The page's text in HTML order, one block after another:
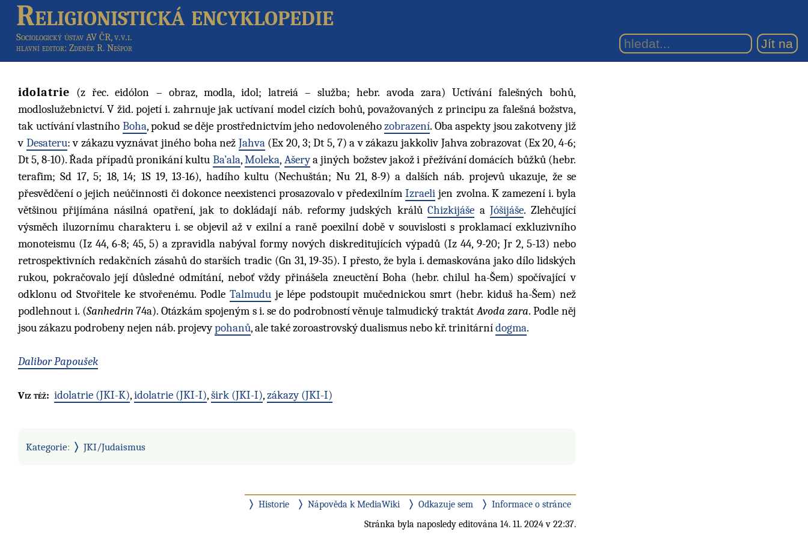
Religionistická encyklopedie
Sociologický ústav AV ČR, v.v.i.
hlavní editor: Zdeněk R. Nešpor
idolatrie (z řec. eidólon – obraz, modla, idol; latreiá – služba; hebr. avoda zara) Uctívání falešných bohů,
modloslužebnictví. V žid. pojetí i. zahrnuje jak uctívaní model cizích bohů, považovaných z principu za falešná božstva,
tak uctívání vlastního Boha, pokud se děje prostřednictvím jeho nedovolenéhozobrazení. Oba aspekty jsou zakotveny již
v Desateru: v zákazu vyznávat jiného boha než Jahva(Ex 20, 3; Dt 5, 7) a v zákazu jakkoliv Jahva zobrazovat (Ex 20, 4-6;
Dt 5, 8-10). Řada případů pronikání kultu Ba’ala,Moleka, Ašerya jiných božstev jakož i přežívání domácích bůžků (hebr.
terafim; Sd 17, 5; 18, 14; 1S 19, 13-16), hadího kultu (Nechuštán; Nu 21, 8-9) a dalších náb. projevů ukazuje, že se
přesvědčení o jejich neúčinnosti či dokonce neexistenci prosazovalo v předexilnímIzraeli jen zvolna. K zamezení i. byla
většinou přijímána násilná opatření, jak to dokládají náb. reformy judských králůChizkijáše aJóšijáše. Zlehčující
výsměch iluzornímu charakteru i. se objevil až v exilní a raně poexilní době v souvislosti s proklamací exkluzivního
monoteismu (Iz 44, 6-8; 45, 5) a zpravidla nabýval formy nových diskreditujících výpadů (Iz 44, 9-20; Jr 2, 5-13) nebo
retrospektivních redakčních zásahů do starších tradic (Gn 31, 19-35). I přesto, že byla i. demaskována jako dílo lidských
rukou, pokračovalo její důsledné odmítání, neboť vždy přinášela zneuctění Boha (hebr. chilul ha-Šem) spočívající v
odklonu od Stvořitele ke stvořenému. Podle Talmuduje lépe podstoupit mučednickou smrt (hebr. kiduš ha-Šem) než
podlehnout i. (Sanhedrin74a). Otázkám spojeným s i. se do podrobností věnuje talmudický traktátAvoda zara. Podle něj
jsou zákazu podrobeny nejen náb. projevypohanů, ale také zoroastrovský dualismus nebo kř. trinitárnídogma.
Dalibor Papoušek
Viz též: idolatrie (JKI-K),idolatrie (JKI-I),širk (JKI-I),zákazy (JKI-I)
Kategorie: JKI/Judaismus
Historie Nápověda k MediaWiki Odkazuje sem
Informace o stránce
Stránka byla naposledy editována 14. 11. 2024 v 22:37.